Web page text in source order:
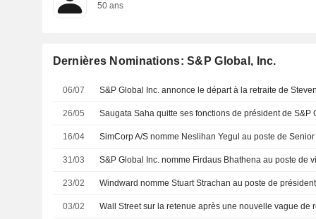
50 ans
Dernières Nominations: S&P Global, Inc.
06/07
26/05
16/04
31/03
23/02
03/02 Wall Street sur la retenue après une nouvelle vague de